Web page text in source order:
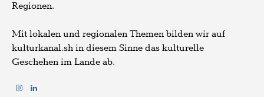
Regionen.
Mit lokalen und regionalen Themen bilden wir auf
kulturkanal.sh in diesem Sinne das kulturelle
Geschehen im Lande ab.